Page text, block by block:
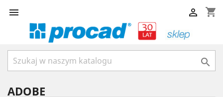
 shopping_cart


ADOBE